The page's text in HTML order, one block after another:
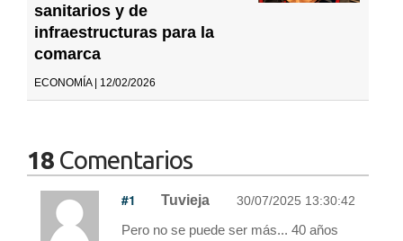
sanitarios y de
infraestructuras para la
comarca
ECONOMÍA | 12/02/2026
18 Comentarios
#1 Tuvieja 30/07/2025 13:30:42
Pero no se puede ser más... 40 años